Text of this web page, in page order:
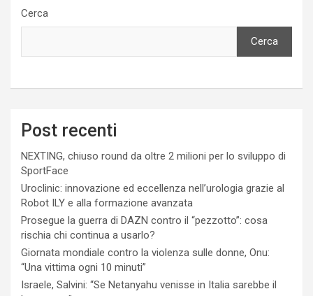
Cerca
Cerca
Post recenti
NEXTING, chiuso round da oltre 2 milioni per lo sviluppo di
SportFace
Uroclinic: innovazione ed eccellenza nell’urologia grazie al
Robot ILY e alla formazione avanzata
Prosegue la guerra di DAZN contro il “pezzotto”: cosa
rischia chi continua a usarlo?
Giornata mondiale contro la violenza sulle donne, Onu:
“Una vittima ogni 10 minuti”
Israele, Salvini: “Se Netanyahu venisse in Italia sarebbe il